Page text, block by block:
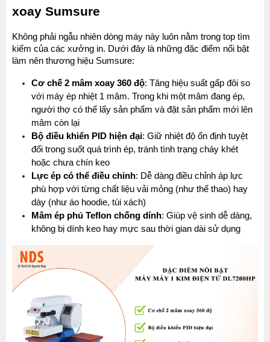
xoay Sumsure
Không phải ngẫu nhiên dòng máy này luôn nằm trong top tìm
kiếm của các xưởng in. Dưới đây là những đặc điểm nổi bật
làm nên thương hiệu Sumsure:
Cơ chế 2 mâm xoay 360 độ: Tăng hiệu suất gấp đôi so
với máy ép nhiệt 1 mâm. Trong khi một mâm đang ép,
người thợ có thể lấy sản phẩm và đặt sản phẩm mới lên
mâm còn lại
Bộ điều khiển PID hiện đại: Giữ nhiệt độ ổn định tuyệt
đối trong suốt quá trình ép, tránh tình trạng cháy khét
hoặc chưa chín keo
Lực ép có thể điều chỉnh: Dễ dàng điều chỉnh áp lực
phù hợp với từng chất liệu vải mỏng (như thể thao) hay
dày (như áo hoodie, túi xách)
Mâm ép phủ Teflon chống dính: Giúp vệ sinh dễ dàng,
không bị dính keo hay mực sau thời gian dài sử dụng